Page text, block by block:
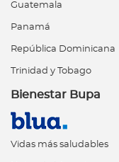
Guatemala
Panamá
República Dominicana
Trinidad y Tobago
Bienestar Bupa
Vidas más saludables